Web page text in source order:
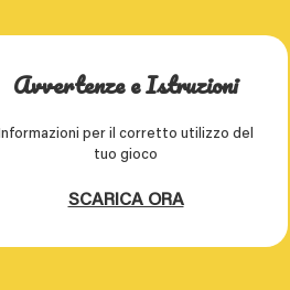
Avvertenze e Istruzioni
Informazioni per il corretto utilizzo del
tuo gioco
SCARICA ORA